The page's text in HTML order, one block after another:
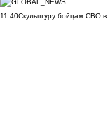
11:40Скульптуру бойцам СВО